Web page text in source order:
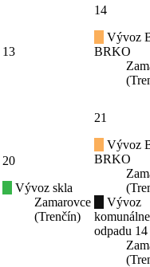
13
14
Vývoz
BRKO
20
Vývoz skla
Zamarovce
(Trenčín)
21
Vývoz
BRKO
Vývoz
odpadu